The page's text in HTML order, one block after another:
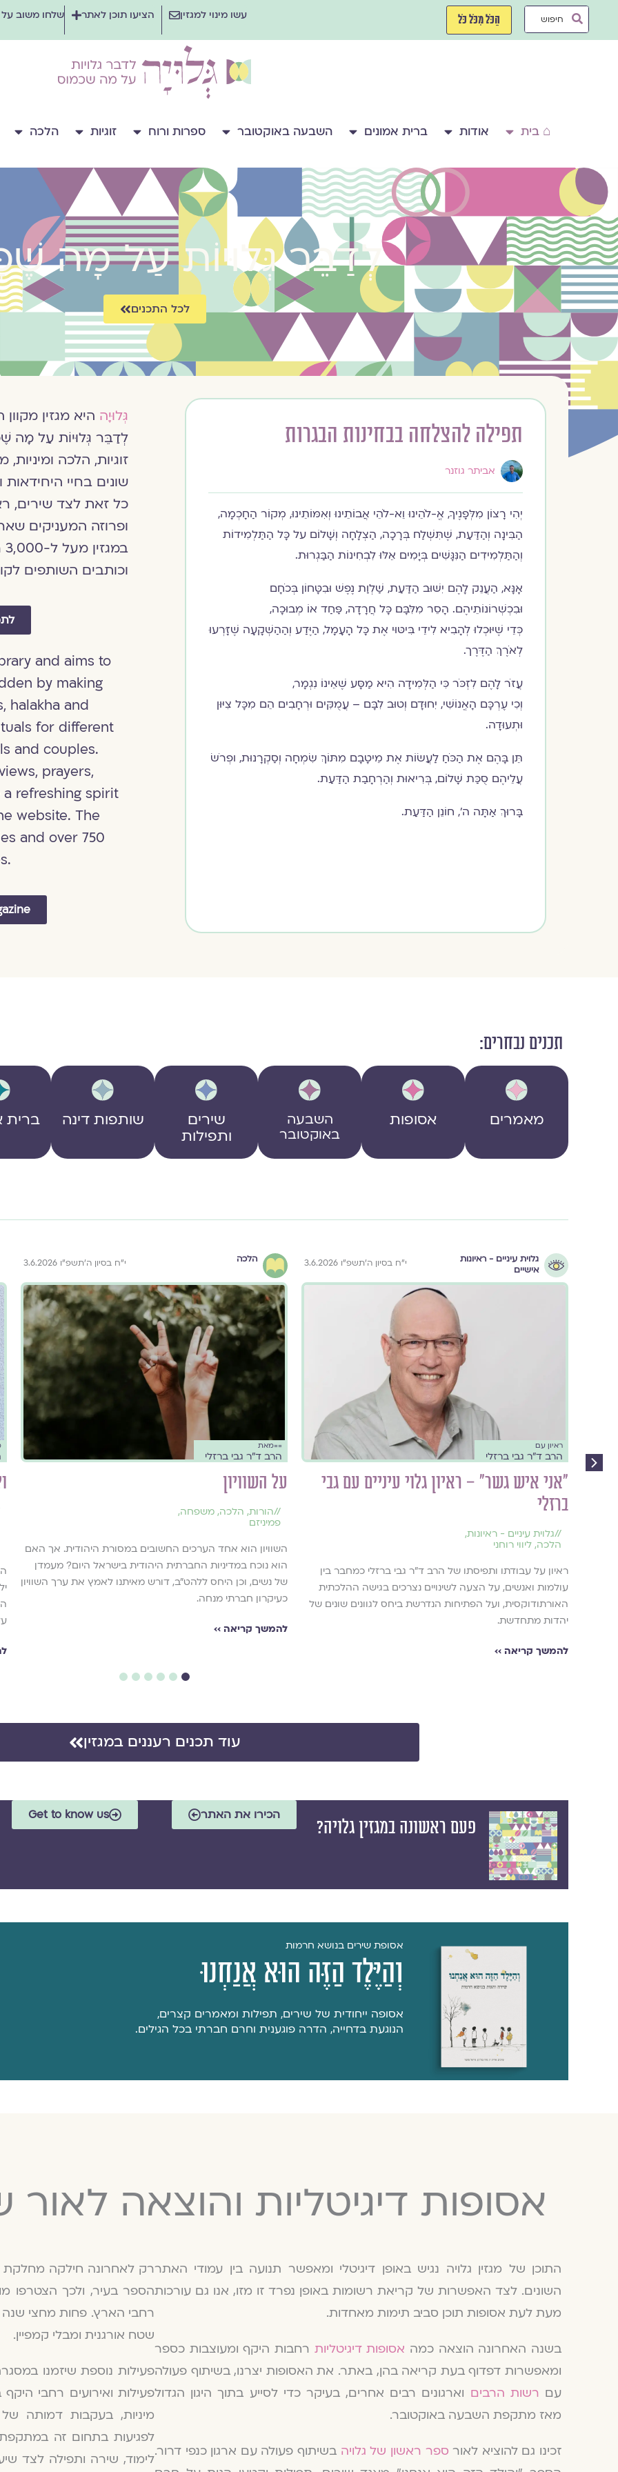
Search
הַכֹּל מִכֹּל כֹּל עשו מינוי למגזין הציעו תוכן לאתר שלחו משוב
⌂ בית אודות ברית אמונים השבעה באוקטובר ספרות ורוח זוגיות הלכה
לְדַבֵּר גְּלוּיוֹת עַל מָה
לכל התכנים
תפילה להצלחה בבחינות הבגרות
אביתר גוזנר
יְהִי רָצוֹן מִלְּפָנֶיךָ, אֱ-לֹהֵינוּ וֵא-לֹהֵי אֲבוֹתֵינוּ וְאִמּוֹתֵינוּ, מְקוֹר הַחָכְמָה,
הַבִּינָה וְהַדַּעַת, שֶׁתִּשְׁלַח בְּרָכָה, הַצְלָחָה וְשָׁלוֹם על כָּל הַתַּלְמִידוֹת
וְהַתַּלְמִידִים הַנִּגָּשִׁים בְּיָמִים אֵלּוּ לִבְחִינוֹת הַבַּגְרוּת.
אָנָּא, הַעֲנֵק לָהֶם יִשּׁוּב הַדַּעַת, שַׁלְוַת נֶפֶשׁ וּבִטָּחוֹן בְּכֹחָם
וּבִכְשְׁרוֹנוֹתֵיהֶם. הָסֵר מִלִּבָּם כָּל חֲרָדָה, פַּחַד אוֹ מְבוּכָה,
כְּדֵי שֶׁיּוּכְלוּ לְהָבִיא לִידֵי בִּיטּוּי אֶת כָּל הָעָמָל, הַיֶּדַע וְהַהַשְׁקָעָה שֶׁזָּרְעוּ
לְאֹרֶךְ הַדֶּרֶך.
עֲזֹר לָהֶם לִזְכֹּר כִּי הַלְּמִידָה הִיא מַסָּע שֶׁאֵינוֹ נִגְמָר,
וְכִי עֶרְכָּם הָאֱנוֹשִׁי, יִחוּדָם וְטוּב לִבָּם – עֲמֻקִּים וּרְחָבִים הֵם מִכָּל צִיּוּן
וּתְעוּדָה.
תֵּן בָּהֶם אֶת הַכֹּחַ לַעֲשׂוֹת אֶת מֵיטָבָם מִתּוֹךְ שִׂמְחָה וְסַקְרָנוּת, ופְרֹשׂ
עֲלֵיהֶם סֻכַּת שָׁלוֹם, בְּרִיאוּת וְהַרְחָבַת הַדַּעַת.
בָּרוּךְ אַתָּה ה', חוֹנֵן הַדַּעַת.
גְּלוּיָה היא מגזין
לְדַבֵּר גְּלוּיוֹת עַל מָה
זוגיות, הלכה
שונים בחיי היחידאות
כל זאת לצד שירים,
ופרוזה המעניקים
וכותבים השותפים
and aims to
by making
halakha and
for different
and couples.
prayers,
refreshing spirit
website. The
and over 750
תכנים נבחרים:
מאמרים אסופות
השבעה
באוקטובר
שירים
ותפילות
שותפות דינה ברית
גלוית עיניים - ראיונות
אישיים
י״ח בסיון ה׳תשפ״ו 3.6.2026
ראיון עם
הרב ד״ר גבי ברזלי
"אני איש גשר" – ראיון גלוי עיניים עם גבי
ברזלי
//גלוית עיניים - ראיונות,
הלכה, ליווי רוחני
ראיון על עבודתו ותפיסתו של הרב ד"ר גבי ברזלי כמחבר בין
עולמות ואנשים, על הצעה לשינויים נצרכים בגישה ההלכתית
האורתודוקסית, ועל הפתיחות הנדרשת ביחס לגוונים שונים של
יהדות מתחדשת.
להמשך קריאה ››
הלכה י״ח בסיון ה׳תשפ״ו 3.6.2026
==מאת
הרב ד״ר גבי ברזלי
על השוויון
//הורות, הלכה, משפחה,
פמיניזם
השוויון הוא אחד הערכים החשובים במסורת היהודית. אך האם
הוא נוכח במדיניות החברתית היהודית בישראל היום? מעמדן
של נשים, וכן היחס ללהט"ב, דורש מאיתנו לאמץ את ערך השוויון
כעיקרון חברתי מנחה.
להמשך קריאה ››
1
2
3
עוד תכנים רעננים במגזין
פעם ראשונה במגזין גלויה?
הכירו את האתר Get to know us
אסופת שירים בנושא חרמות
וְהַיֶּלֶד הַזֶּה הוּא אֲנַחְנוּ
אסופה ייחודית של שירים, תפילות ומאמרים קצרים,
הנוגעת בדחייה, הדרה פוגענית וחרם חברתי בכל הגילים.
אסופות דיגיטליות והוצאה
התוכן של מגזין גלויה נגיש באופן דיגיטלי ומאפשר תנועה בין עמודי האתר
השונים. לצד האפשרות של קריאת רשומות באופן נפרד זו מזו, אנו גם עורכות
מעת לעת אסופות תוכן סביב תימות מאחדות.
בשנה האחרונה הוצאה כמה אסופות דיגיטליות רחבות היקף ומעוצבות כספר
ומאפשרות דפדוף בעת קריאה בהן, באתר. את האסופות יצרנו, בשיתוף פעולה
עם רשות הרבים וארגונים רבים אחרים, בעיקר כדי לסייע בתוך היגון הגדול
מאז מתקפת השבעה באוקטובר.
זכינו גם להוציא לאור ספר ראשון של גלויה בשיתוף פעולה עם ארגון כנפי דרור.
הספר בעיר, ולכך הצטרפו
שטח אורגנית ומבלי קמפיין.
פעילות נוספת שיזמנו
פעילות ואירועים רחבי
מיניות, בעקבות דמותה
לפגיעות בתחום זה
לימוד, שירה ותפילה לצד